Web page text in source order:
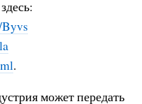
.
может передать